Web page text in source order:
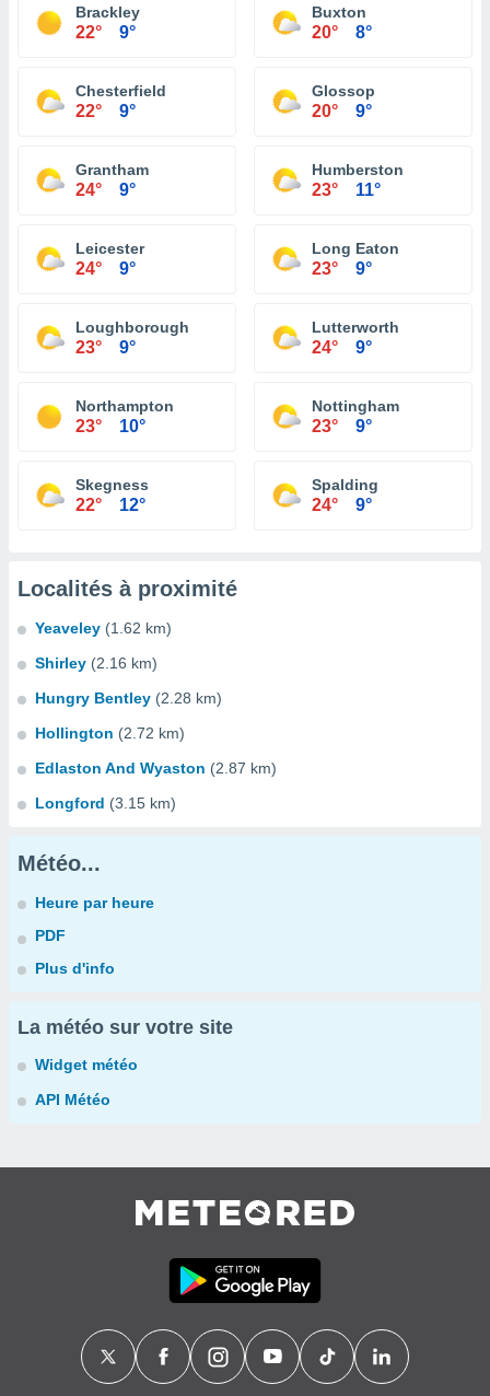
Brackley
22° 9°
Buxton
20° 8°
Chesterfield
22° 9°
Glossop
20° 9°
Grantham
24° 9°
Humberston
23° 11°
Leicester
24° 9°
Long Eaton
23° 9°
Loughborough
23° 9°
Lutterworth
24° 9°
Northampton
23° 10°
Nottingham
23° 9°
Skegness
22° 12°
Spalding
24° 9°
Localités à proximité
Yeaveley (1.62 km)
Shirley (2.16 km)
Hungry Bentley (2.28 km)
Hollington (2.72 km)
Edlaston And Wyaston (2.87 km)
Longford (3.15 km)
Météo...
Heure par heure
PDF
Plus d'info
La météo sur votre site
Widget météo
API Météo